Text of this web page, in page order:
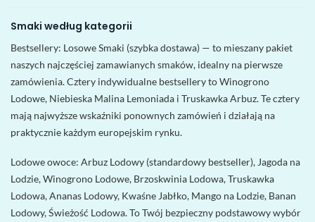
Smaki według kategorii
Bestsellery: Losowe Smaki (szybka dostawa) — to mieszany pakiet
naszych najczęściej zamawianych smaków, idealny na pierwsze
zamówienia. Cztery indywidualne bestsellery to Winogrono
Lodowe, Niebieska Malina Lemoniada i Truskawka Arbuz. Te cztery
mają najwyższe wskaźniki ponownych zamówień i działają na
praktycznie każdym europejskim rynku.
Lodowe owoce: Arbuz Lodowy (standardowy bestseller), Jagoda na
Lodzie, Winogrono Lodowe, Brzoskwinia Lodowa, Truskawka
Lodowa, Ananas Lodowy, Kwaśne Jabłko, Mango na Lodzie, Banan
Lodowy, Świeżość Lodowa. To Twój bezpieczny podstawowy wybór